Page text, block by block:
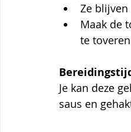
Ze
Maak de
te
Je kan deze
saus en